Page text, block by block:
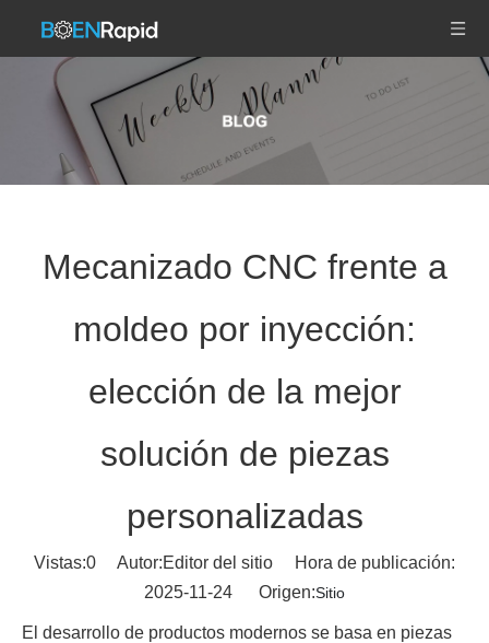
Mecanizado CNC frente a
moldeo por inyección:
elección de la mejor
solución de piezas
personalizadas
Vistas:0 Autor:Editor del sitio Hora de publicación:
2025-11-24 Origen:Sitio
El desarrollo de productos modernos se basa en piezas